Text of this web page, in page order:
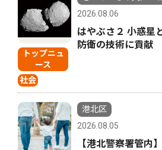
トップニュ
ース
社会
2026.08.06
はやぶさ２ 小惑星
防衛の技術に貢献
港北区
2026.08.05
【港北警察署管